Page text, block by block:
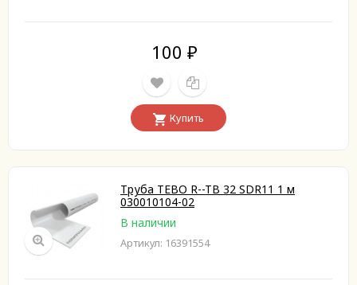
100 ₽
Купить
Труба TEBO R--TB 32 SDR11 1 м
030010104-02
В наличии
Артикул: 16391554